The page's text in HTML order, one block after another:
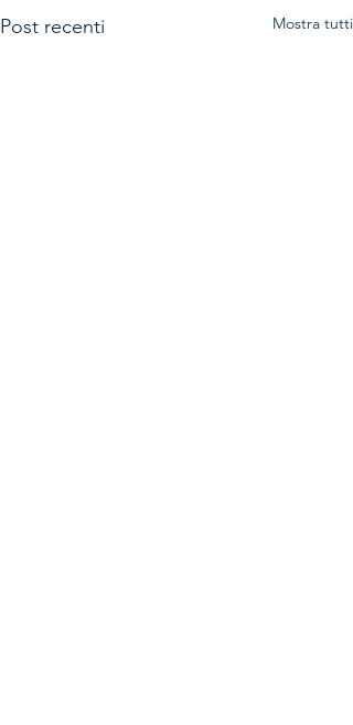
Post recenti Mostra tutti